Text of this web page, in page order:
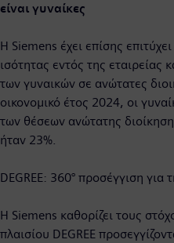
είναι γυναίκες
Η Siemens έχει επίσης
ισότητας εντός της εταιρείας
των γυναικών σε ανώτατες
οικονομικό έτος 2024, οι
των θέσεων ανώτατης
ήταν 23%.
DEGREE: 360° προσέγγιση για
Η Siemens καθορίζει τους
πλαισίου DEGREE